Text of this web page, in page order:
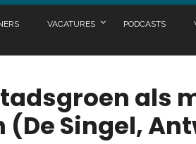
VACATURES PODCASTS
als
Singel,